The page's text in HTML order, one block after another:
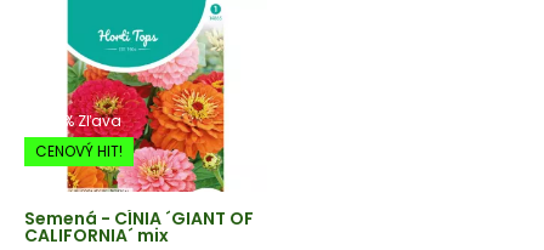
-20% Zľava
CENOVÝ HIT!
Semená - CÍNIA ´GIANT OF
CALIFORNIA´ mix